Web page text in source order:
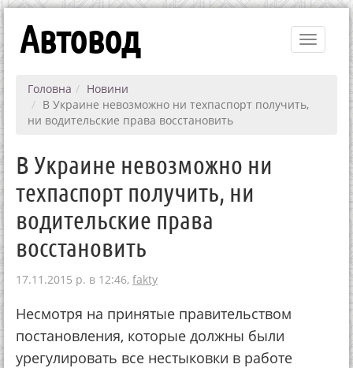
Toggle
Автовод
Головна
Новини
В Украине невозможно ни техпаспорт получить,
ни водительские права восстановить
В Украине невозможно ни
техпаспорт получить, ни
водительские права
восстановить
17.11.2015 р. в 12:46, fakty
Несмотря на принятые правительством
постановления, которые должны были
урегулировать все нестыковки в работе